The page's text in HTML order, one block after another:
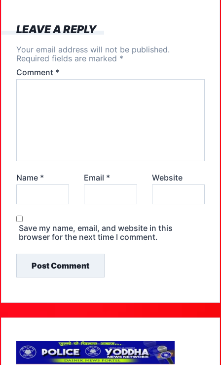
k
LEAVE A REPLY
Your email address will not be published.
Required fields are marked *
Comment *
Name * Email * Website
Save my name, email, and website in this
browser for the next time I comment.